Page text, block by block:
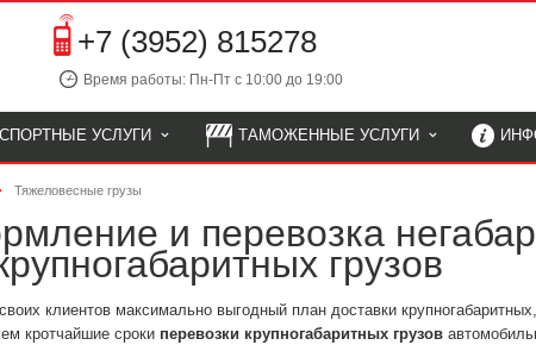
+7 (3952) 815278
Время работы: Пн-Пт с 10:00 до 19:00
УСЛУГИ ТАМОЖЕННЫЕ УСЛУГИ
Тяжеловесные грузы
и перевозка
грузов
клиентов максимально выгодный план доставки
кротчайшие сроки перевозки крупногабаритных грузов